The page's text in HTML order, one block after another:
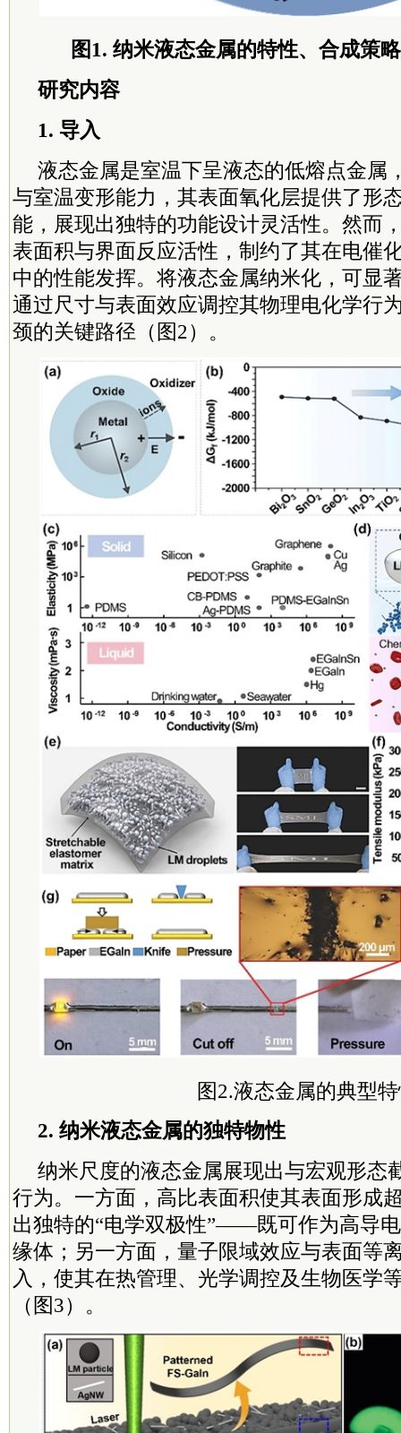
图1. 纳米液态金属的特性、合成策
研究内容
1. 导入
液态金属是室温下呈液态的低熔点金属
与室温变形能力，其表面氧化层提供了形
能，展现出独特的功能设计灵活性。然而
表面积与界面反应活性，制约了其在电催
中的性能发挥。将液态金属纳米化，可显
通过尺寸与表面效应调控其物理电化学行
颈的关键路径（图2）。
图2.液态金属的典型
2. 纳米液态金属的独特物性
纳米尺度的液态金属展现出与宏观形态
行为。一方面，高比表面积使其表面形成
出独特的“电学双极性”——既可作为高导
缘体；另一方面，量子限域效应与表面等
入，使其在热管理、光学调控及生物医学
（图3）。